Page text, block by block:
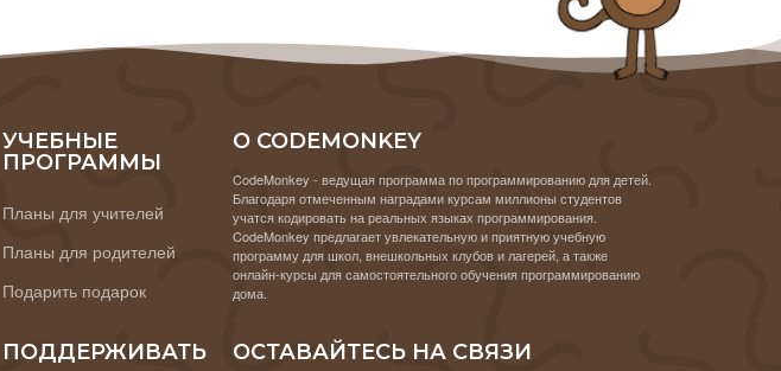
УЧЕБНЫЕ
ПРОГРАММЫ
Планы для учителей
Планы для родителей
Подарить подарок
ПОДДЕРЖИВАТЬ
О CODEMONKEY
CodeMonkey - ведущая программа по программированию для детей.
Благодаря отмеченным наградами курсам миллионы студентов
учатся кодировать на реальных языках программирования.
CodeMonkey предлагает увлекательную и приятную учебную
программу для школ, внешкольных клубов и лагерей, а также
онлайн-курсы для самостоятельного обучения программированию
дома.
ОСТАВАЙТЕСЬ НА СВЯЗИ